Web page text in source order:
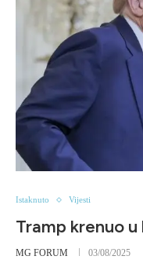
Istaknuto Vijesti
Tramp krenuo
MG FORUM 03/08/2025